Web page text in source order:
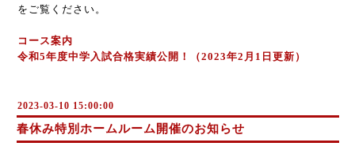
をご覧ください。
コース案内
令和5年度中学入試合格実績公開！（2023年2月1日更新）
2023-03-10 15:00:00
春休み特別ホームルーム開催のお知らせ